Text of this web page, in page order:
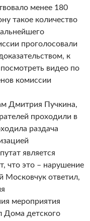
менее 180
такое количество
проголосовали
к
видео по
комиссии
Дмитрия Пучкина,
проходили в
раздача
является
что это – нарушение
Московчук ответил,
мероприятия
Дома детского